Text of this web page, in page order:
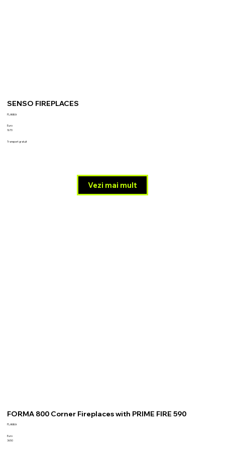
SENSO FIREPLACES
PLANIKA
Vezi mai mult
Euro
1670
Transport gratuit
FORMA 800 Corner Fireplaces with PRIME FIRE 590
PLANIKA
Euro
3650